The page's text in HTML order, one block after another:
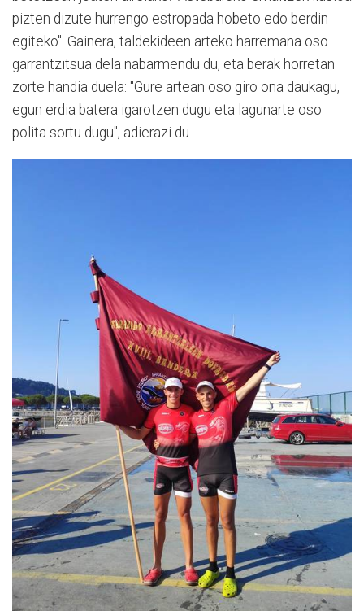
pizten dizute hurrengo estropada hobeto edo berdin
egiteko". Gainera, taldekideen arteko harremana oso
garrantzitsua dela nabarmendu du, eta berak horretan
zorte handia duela: "Gure artean oso giro ona daukagu,
egun erdia batera igarotzen dugu eta lagunarte oso
polita sortu dugu", adierazi du.